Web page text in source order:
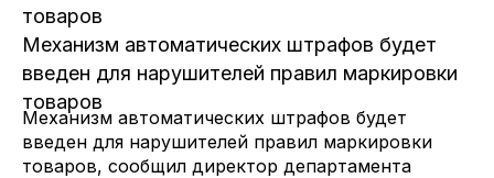
товаров
Механизм автоматических штрафов будет
введен для нарушителей правил маркировки
товаров
Механизм автоматических штрафов будет
введен для нарушителей правил маркировки
товаров, сообщил директор департамента